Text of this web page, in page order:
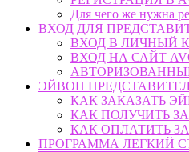
Для чего же нужна
ВХОД ДЛЯ
ВХОД В ЛИЧНЫЙ
ВХОД НА САЙТ
ЭЙВОН
КАК ЗАКАЗАТЬ
КАК ПОЛУЧИТЬ
КАК ОПЛАТИТЬ
ПРОГРАММА ЛЕГКИЙ